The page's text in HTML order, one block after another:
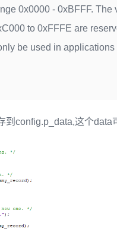
0x0000 - 0xBFFF.
to 0xFFFE are
be used in applications
到config.p_data,这个